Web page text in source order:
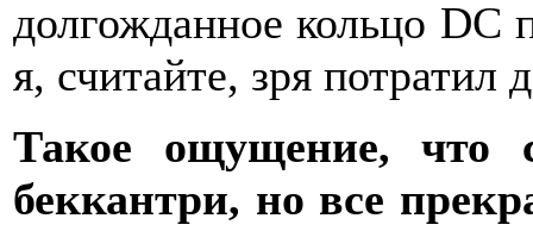
долгожданное кольцо DC
я, считайте, зря потратил
Такое ощущение,
беккантри, но все